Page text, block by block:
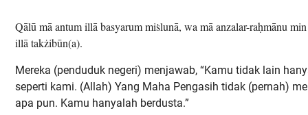
Qālū mā antum illā basyarum miṡlunā, wa mā anzalar-raḥmānu
illā takżibūn(a).
Mereka (penduduk negeri) menjawab, “Kamu tidak lain
seperti kami. (Allah) Yang Maha Pengasih tidak (pernah)
apa pun. Kamu hanyalah berdusta.”